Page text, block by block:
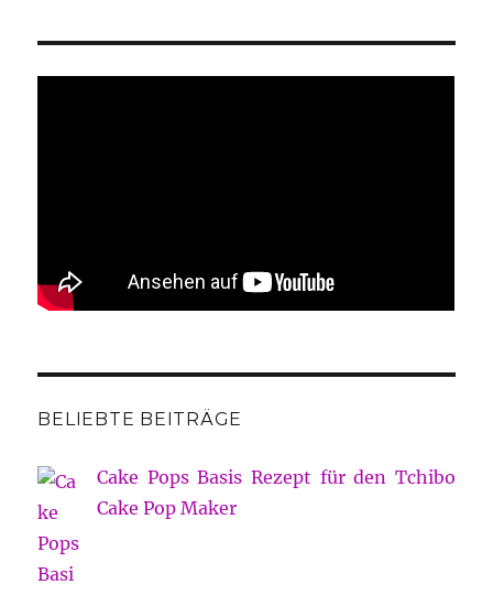
BELIEBTE BEITRÄGE
Cake Pops Basis Rezept für den Tchibo
Cake Pop Maker